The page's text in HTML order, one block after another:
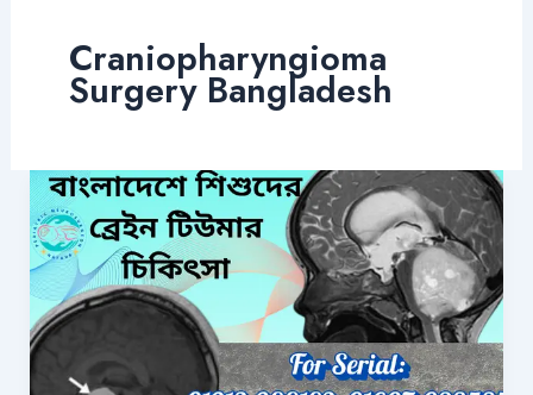
Craniopharyngioma
Surgery Bangladesh
বাংলাদেশে
শিশুদের
ব্রেইন
টিউমার
চিকিৎসা